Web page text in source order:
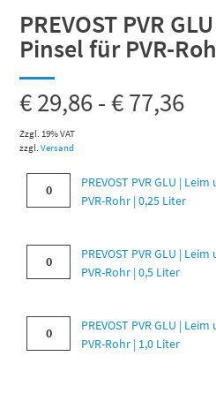
PREVOST PVR
Pinsel für PVR-
€29,86-€77,36
Zzgl. 19% VAT
zzgl.Versand
Rohr
PREVOST PVR GLU |
PVR-Rohr | 0,25 Liter
PREVOST PVR GLU |
PVR-Rohr | 0,5 Liter
PREVOST PVR GLU |
PVR-Rohr | 1,0 Liter